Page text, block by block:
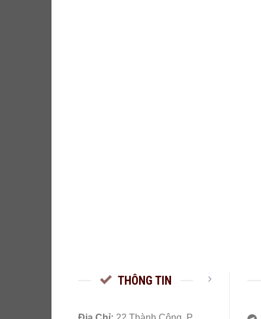
THÔNG TIN